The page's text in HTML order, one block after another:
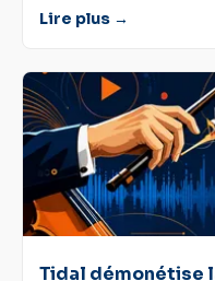
Lire plus →
Tidal démonétise